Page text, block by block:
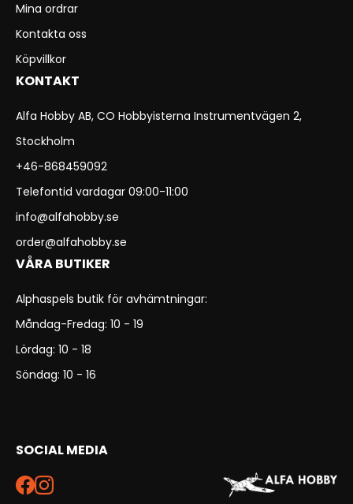
Mina ordrar
Kontakta oss
Köpvillkor
KONTAKT
Alfa Hobby AB, CO Hobbyisterna Instrumentvägen 2,
Stockholm
+46-868459092
Telefontid vardagar 09:00-11:00
info@alfahobby.se
order@alfahobby.se
VÅRA BUTIKER
Alphaspels butik för avhämtningar:
Måndag-Fredag: 10 - 19
Lördag: 10 - 18
Söndag: 10 - 16
SOCIAL MEDIA